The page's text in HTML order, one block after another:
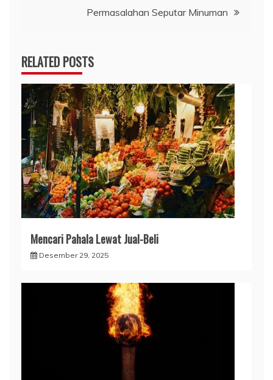
Permasalahan Seputar Minuman
RELATED POSTS
Mencari Pahala Lewat Jual-Beli
Desember 29, 2025